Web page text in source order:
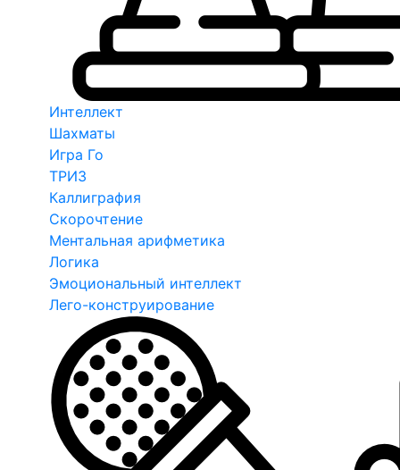
Интеллект
Шахматы
Игра Го
ТРИЗ
Каллиграфия
Скорочтение
Ментальная арифметика
Логика
Эмоциональный интеллект
Лего-конструирование